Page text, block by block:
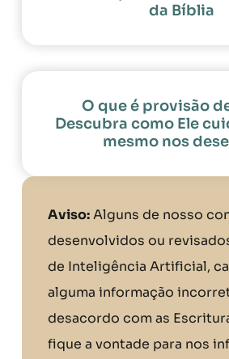
da Bíblia
O que é provisão
Descubra como Ele
mesmo nos
Aviso:Alguns de nosso
desenvolvidos ou
de Inteligência Artificial,
alguma informação
desacordo com as
fique a vontade para nos